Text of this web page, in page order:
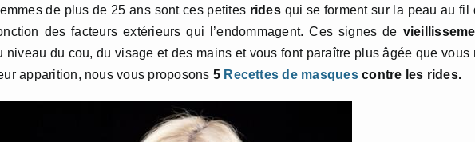
de plus de 25 ans sont ces petites rides qui se forment sur la peau au fil
des facteurs extérieurs qui l’endommagent. Ces signes de
du cou, du visage et des mains et vous font paraître plus âgée que vous
apparition, nous vous proposons 5 Recettes de masquescontre les rides.